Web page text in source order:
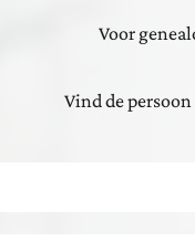
Voor
Vind de